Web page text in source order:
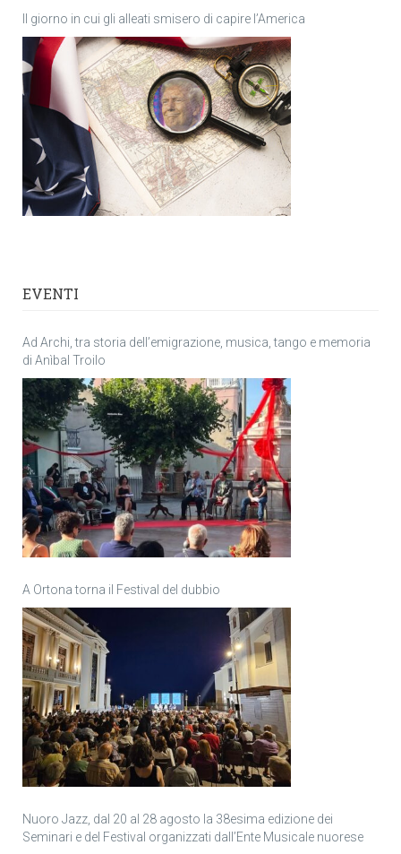
Il giorno in cui gli alleati smisero di capire l’America
EVENTI
Ad Archi, tra storia dell’emigrazione, musica, tango e memoria
di Anìbal Troilo
A Ortona torna il Festival del dubbio
Nuoro Jazz, dal 20 al 28 agosto la 38esima edizione dei
Seminari e del Festival organizzati dall’Ente Musicale nuorese